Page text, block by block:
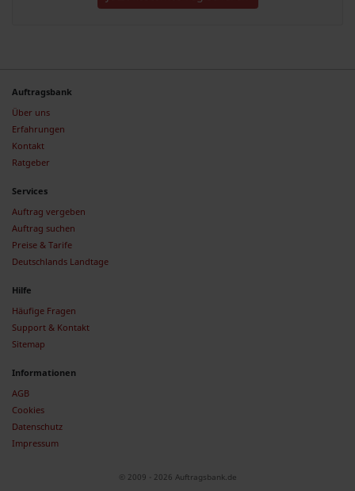
Auftragsbank
Über uns
Erfahrungen
Kontakt
Ratgeber
Services
Auftrag vergeben
Auftrag suchen
Preise & Tarife
Deutschlands Landtage
Hilfe
Häufige Fragen
Support & Kontakt
Sitemap
Informationen
AGB
Cookies
Datenschutz
Impressum
© 2009 - 2026 Auftragsbank.de